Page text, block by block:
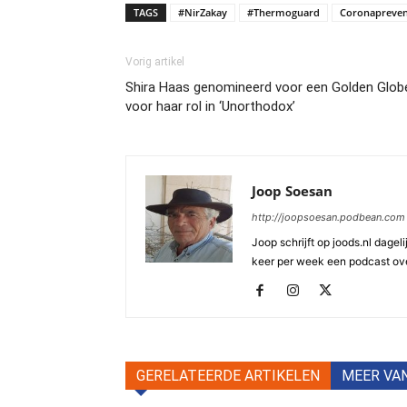
TAGS #NirZakay #Thermoguard
Vorig artikel
Shira Haas genomineerd voor een Golden
voor haar rol in ‘Unorthodox’
Joop Soesan
http://joopsoesan.podbean.com
Joop schrijft op joods.nl
keer per week een podcast
GERELATEERDE ARTIKELEN MEER